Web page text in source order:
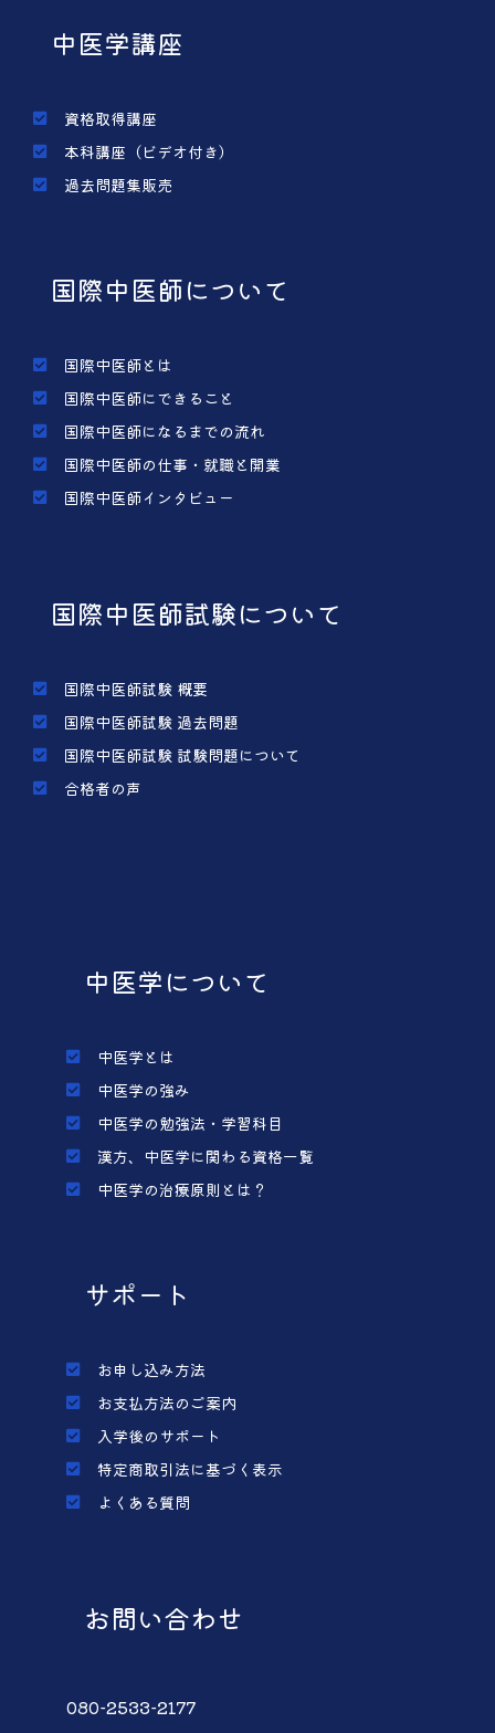
中医学講座
資格取得講座
本科講座（ビデオ付き）
過去問題集販売
国際中医師について
国際中医師とは
国際中医師にできること
国際中医師になるまでの流れ
国際中医師の仕事・就職と開業
国際中医師インタビュー
国際中医師試験について
国際中医師試験 概要
国際中医師試験 過去問題
国際中医師試験 試験問題について
合格者の声
中医学について
中医学とは
中医学の強み
中医学の勉強法・学習科目
漢方、中医学に関わる資格一覧
中医学の治療原則とは？
サポート
お申し込み方法
お支払方法のご案内
入学後のサポート
特定商取引法に基づく表示
よくある質問
お問い合わせ
080-2533-2177